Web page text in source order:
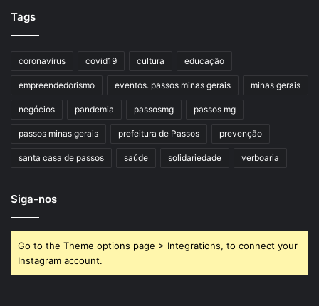
Tags
coronavírus covid19 cultura educação
empreendedorismo eventos. passos minas gerais minas gerais
negócios pandemia passosmg passos mg
passos minas gerais prefeitura de Passos prevenção
santa casa de passos saúde solidariedade verboaria
Siga-nos
Go to the Theme options page > Integrations, to connect your
Instagram account.